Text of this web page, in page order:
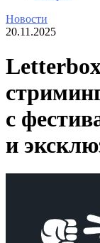
Новости
20.11.2025
с
и